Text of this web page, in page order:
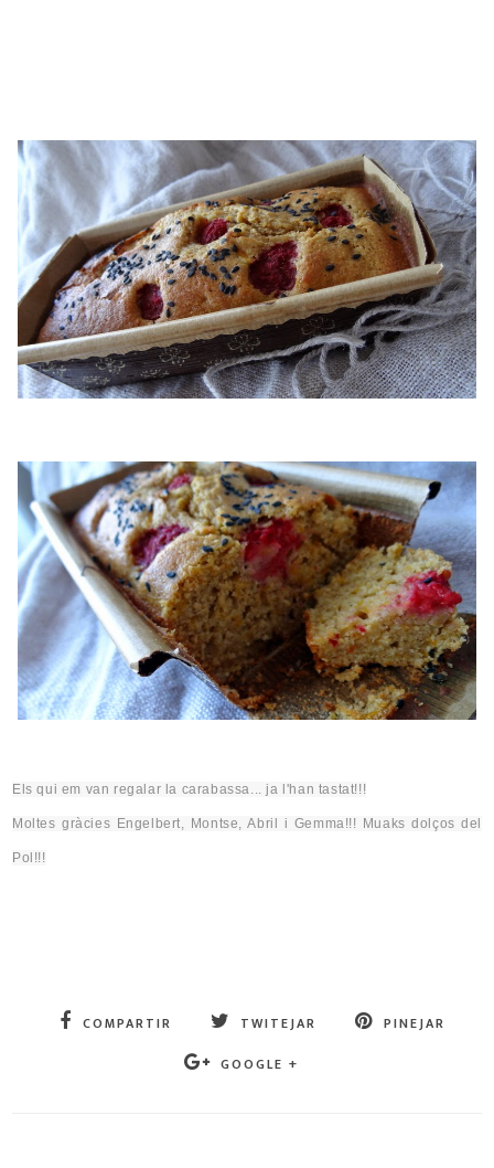
Els qui em van regalar la carabassa... ja l'han tastat!!!
Moltes gràcies Engelbert, Montse, Abril i Gemma!!! Muaks dolços del
Pol!!!
COMPARTIR TWITEJAR
PINEJAR
GOOGLE +